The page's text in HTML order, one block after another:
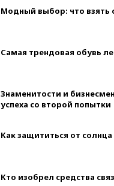
Модный выбор: что взять
Самая трендовая обувь
Знаменитости и
успеха со второй попытки
Как защититься от солнца
Кто изобрел средства